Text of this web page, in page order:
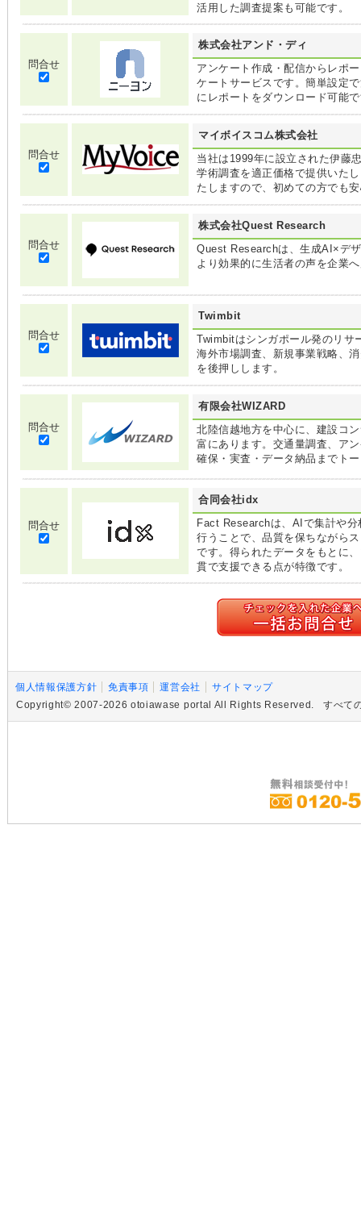
活用した調査提案も可能です。
問合せ
株式会社アンド・ディ
アンケート作成・配信からレポ
ケートサービスです。簡単設定
にレポートをダウンロード可能
問合せ
マイボイスコム株式会社
当社は1999年に設立された伊藤
学術調査を適正価格で提供いた
たしますので、初めての方でも
問合せ
株式会社Quest Research
Quest Researchは、生成AI×デ
より効果的に生活者の声を企業
問合せ
Twimbit
Twimbitはシンガポール発のリサ
海外市場調査、新規事業戦略、
を後押しします。
問合せ
有限会社WIZARD
北陸信越地方を中心に、建設コ
富にあります。交通量調査、ア
確保・実査・データ納品までト
問合せ
合同会社idx
Fact Researchは、AIで集計や
行うことで、品質を保ちながら
です。得られたデータをもとに
貫で支援できる点が特徴です。
個人情報保護方針 免責事項 運営会社
サイトマップ
Copyright© 2007-2026 otoiawase portal All Rights Reserved. すべての